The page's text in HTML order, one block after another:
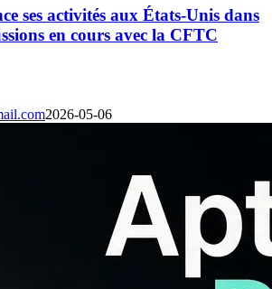
ses activités aux États-Unis dans
en cours avec la CFTC
2026-05-06